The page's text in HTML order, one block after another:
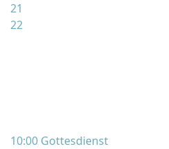
21
22
10:00 Gottesdienst